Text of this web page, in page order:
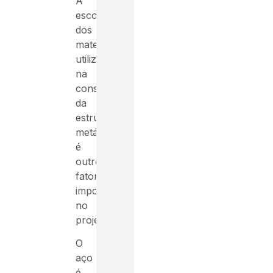
escolha
dos
materiais
utilizados
na
construção
da
estrutura
metálica
é
outro
fator
importante
no
projeto.
O
aço